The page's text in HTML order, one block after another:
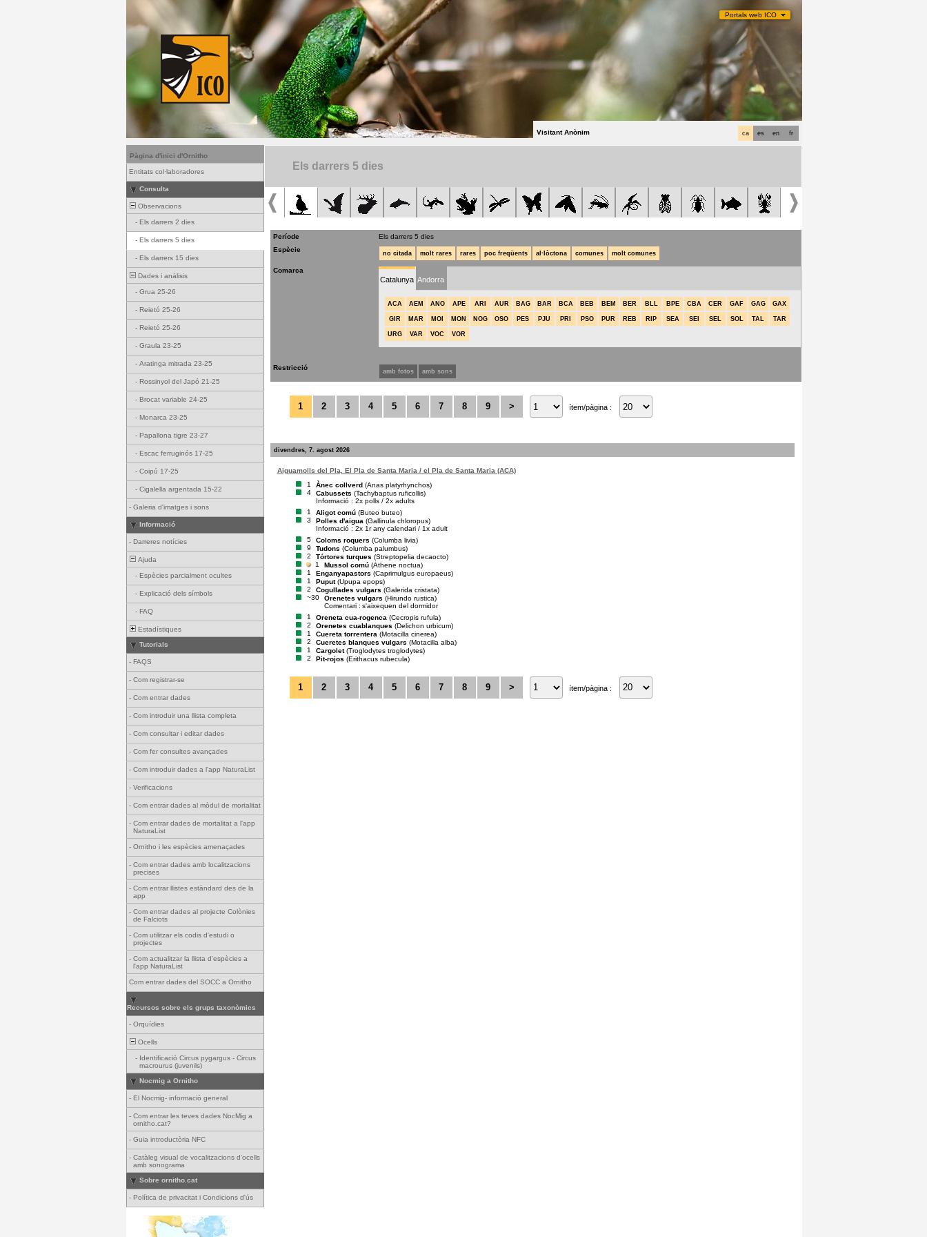
Portals web ICO
fr
en
es
ca
Visitant Anònim
Pàgina d'inici d'Ornitho
Entitats col·laboradores
Consulta
Observacions
- Els darrers 2 dies
- Els darrers 5 dies
- Els darrers 15 dies
Dades i anàlisis
- Grua 25-26
- Reietó 25-26
- Reietó 25-26
- Graula 23-25
- Aratinga mitrada 23-25
- Rossinyol del Japó 21-25
- Brocat variable 24-25
- Monarca 23-25
- Papallona tigre 23-27
- Escac ferruginós 17-25
- Coipú 17-25
- Cigalella argentada 15-22
- Galeria d'imatges i sons
Informació
- Darreres notícies
Ajuda
- Espècies parcialment ocultes
- Explicació dels símbols
- FAQ
Estadístiques
Tutorials
- FAQS
- Com registrar-se
- Com entrar dades
- Com introduir una llista completa
- Com consultar i editar dades
- Com fer consultes avançades
- Com introduir dades a l'app NaturaList
- Verificacions
- Com entrar dades al mòdul de mortalitat
- Com entrar dades de mortalitat a l'app
NaturaList
- Ornitho i les espècies amenaçades
- Com entrar dades amb localitzacions
precises
- Com entrar llistes estàndard des de la
app
- Com entrar dades al projecte Colònies
de Falciots
- Com utilitzar els codis d'estudi o
projectes
- Com actualitzar la llista d'espècies a
l'app NaturaList
Com entrar dades del SOCC a Ornitho
Recursos sobre els grups taxonòmics
- Orquídies
Ocells
- Identificació Circus pygargus - Circus
macrourus (juvenils)
Nocmig a Ornitho
- El Nocmig- informació general
- Com entrar les teves dades NocMig a
ornitho.cat?
- Guia introductòria NFC
- Catàleg visual de vocalitzacions d'ocells
amb sonograma
Sobre ornitho.cat
- Política de privacitat i Condicions d'ús
Els darrers 5 dies
Període
Els darrers 5 dies
Espècie
no citada molt rares rares poc freqüents al·lòctona comunes molt comunes
Comarca
Catalunya Andorra
ACA AEM ANO APE ARI AUR BAG BAR BCA BEB BEM BER BLL BPE CBA CER GAF GAG GAX
GIR MAR MOI MON NOG OSO PES PJU PRI PSO PUR REB RIP SEA SEI SEL SOL TAL TAR
URG VAR VOC VOR
Restricció amb fotos amb sons
1 2 3 4 5 6 7 8 9 > ítem/pàgina :
divendres, 7. agost 2026
Aiguamolls del Pla, El Pla de Santa Maria / el Pla de Santa Maria (ACA)
1
Ànec collverd (Anas platyrhynchos)
4
Cabussets (Tachybaptus ruficollis)
Informació : 2x polls / 2x adults
1
Aligot comú (Buteo buteo)
3
Polles d'aigua (Gallinula chloropus)
Informació : 2x 1r any calendari / 1x adult
5
Coloms roquers (Columba livia)
9
Tudons (Columba palumbus)
2
Tórtores turques (Streptopelia decaocto)
1
Mussol comú (Athene noctua)
1
Enganyapastors (Caprimulgus europaeus)
1
Puput (Upupa epops)
2
Cogullades vulgars (Galerida cristata)
~30
Orenetes vulgars (Hirundo rustica)
Comentari : s'aixequen del dormidor
1
Oreneta cua-rogenca (Cecropis rufula)
2
Orenetes cuablanques (Delichon urbicum)
1
Cuereta torrentera (Motacilla cinerea)
2
Cueretes blanques vulgars (Motacilla alba)
1
Cargolet (Troglodytes troglodytes)
2
Pit-rojos (Erithacus rubecula)
1 2 3 4 5 6 7 8 9 > ítem/pàgina :